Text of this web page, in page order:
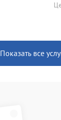
Показать все